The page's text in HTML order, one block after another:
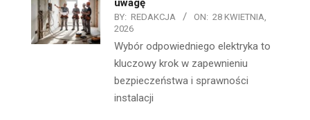
uwagę
BY: REDAKCJA ON: 28 KWIETNIA,
2026
Wybór odpowiedniego elektryka to
kluczowy krok w zapewnieniu
bezpieczeństwa i sprawności
instalacji